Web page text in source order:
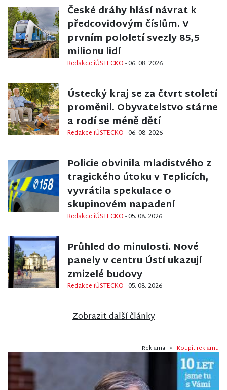
České dráhy hlásí návrat k
předcovidovým číslům. V
prvním pololetí svezly 85,5
milionu lidí
Redakce iÚSTECKO- 06. 08. 2026
Ústecký kraj se za čtvrt století
proměnil. Obyvatelstvo stárne
a rodí se méně dětí
Redakce iÚSTECKO- 06. 08. 2026
Policie obvinila mladistvého z
tragického útoku v Teplicích,
vyvrátila spekulace o
skupinovém napadení
Redakce iÚSTECKO- 05. 08. 2026
Průhled do minulosti. Nové
panely v centru Ústí ukazují
zmizelé budovy
Redakce iÚSTECKO- 05. 08. 2026
Zobrazit další články
Reklama • Koupit reklamu